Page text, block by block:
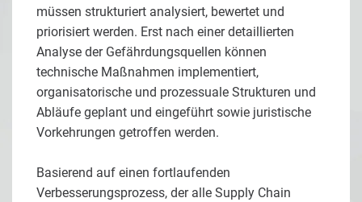
müssen strukturiert analysiert, bewertet und
priorisiert werden. Erst nach einer detaillierten
Analyse der Gefährdungsquellen können
technische Maßnahmen implementiert,
organisatorische und prozessuale Strukturen und
Abläufe geplant und eingeführt sowie juristische
Vorkehrungen getroffen werden.
Basierend auf einen fortlaufenden
Verbesserungsprozess, der alle Supply Chain